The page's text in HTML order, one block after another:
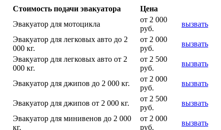
Стоимость подачи эвакуатора
Цена
Эвакуатор для мотоцикла
от 2 000
руб.
вызвать
Эвакуатор для легковых авто до 2
000 кг.
от 2 000
руб.
вызвать
Эвакуатор для легковых авто от 2
000 кг.
от 2 500
руб.
вызвать
Эвакуатор для джипов до 2 000 кг.
от 2 000
руб.
вызвать
Эвакуатор для джипов от 2 000 кг.
от 2 500
руб.
вызвать
Эвакуатор для минивенов до 2 000
кг.
от 2 000
руб.
вызвать